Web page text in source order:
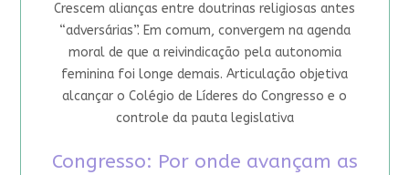
Crescem alianças entre doutrinas religiosas antes
“adversárias”. Em comum, convergem na agenda
moral de que a reivindicação pela autonomia
feminina foi longe demais. Articulação objetiva
alcançar o Colégio de Líderes do Congresso e o
controle da pauta legislativa
Congresso: Por onde avançam as